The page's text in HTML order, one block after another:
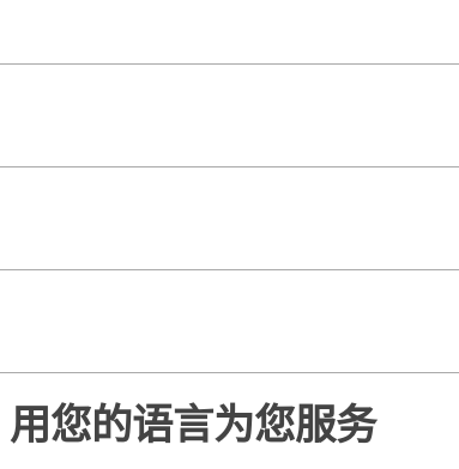
您的语言为您服务